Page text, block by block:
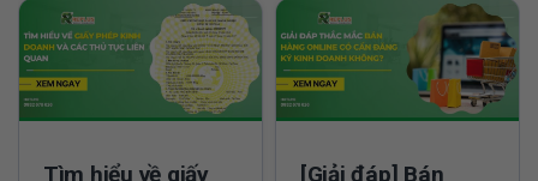
Tìm hiểu về giấy
[Giải đáp] Bán